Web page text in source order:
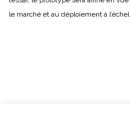
le marché et au déploiement à